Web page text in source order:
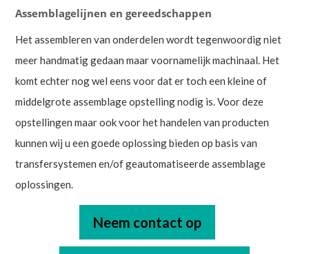
Assemblagelijnen en gereedschappen
Het assembleren van onderdelen wordt tegenwoordig niet
meer handmatig gedaan maar voornamelijk machinaal. Het
komt echter nog wel eens voor dat er toch een kleine of
middelgrote assemblage opstelling nodig is. Voor deze
opstellingen maar ook voor het handelen van producten
kunnen wij u een goede oplossing bieden op basis van
transfersystemen en/of geautomatiseerde assemblage
oplossingen.
Neem contact op